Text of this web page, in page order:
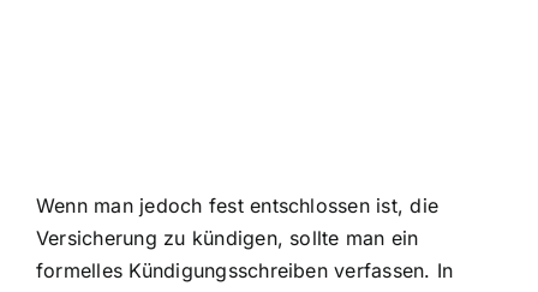
Wenn man jedoch fest entschlossen ist, die
Versicherung zu kündigen, sollte man ein
formelles Kündigungsschreiben verfassen. In